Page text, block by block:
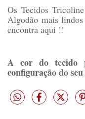
Os Tecidos
Algodão mais
encontra aqui !!
A cor do tecido
configuração do